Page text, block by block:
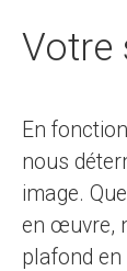
Votre
En
nous
image.
en œuvre,
plafond en